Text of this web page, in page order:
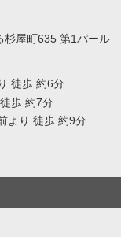
杉屋町635 第1パール
徒歩 約6分
歩 約7分
より 徒歩 約9分